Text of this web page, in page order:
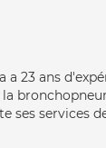
a 23 ans
ses services